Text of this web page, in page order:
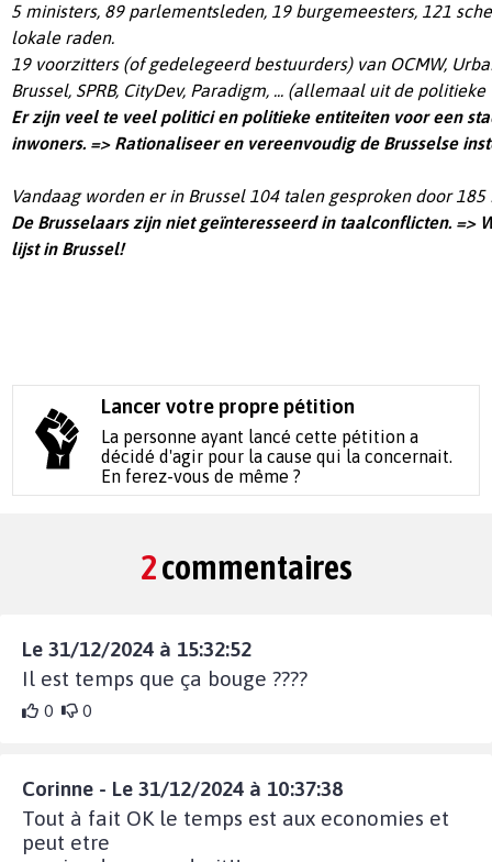
5 ministers, 89 parlementsleden, 19 burgemeesters, 121
lokale raden.
19 voorzitters (of gedelegeerd bestuurders) van OCMW,
Brussel, SPRB, CityDev, Paradigm, ... (allemaal uit de
Er zijn veel te veel politici en politieke entiteiten voor een
inwoners. => Rationaliseer en vereenvoudig de Brusselse
Vandaag worden er in Brussel 104 talen gesproken door
De Brusselaars zijn niet geïnteresseerd in taalconflicten. =>
lijst in Brussel!
Lancer votre propre pétition
La personne ayant lancé cette pétition a
décidé d'agir pour la cause qui la concernait.
En ferez-vous de même ?
2commentaires
Le 31/12/2024 à 15:32:52
Il est temps que ça bouge ????
0 0
Corinne - Le 31/12/2024 à 10:37:38
Tout à fait OK le temps est aux economies et
peut etre